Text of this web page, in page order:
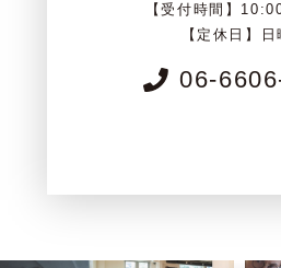
【受付時間】
【定休日】日
06-